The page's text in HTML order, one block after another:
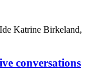
Katrine Birkeland,
conversations